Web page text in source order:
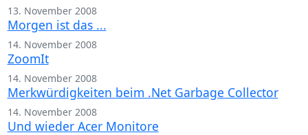
13. November 2008
Morgen ist das ...
14. November 2008
ZoomIt
14. November 2008
Merkwürdigkeiten beim .Net Garbage Collector
14. November 2008
Und wieder Acer Monitore